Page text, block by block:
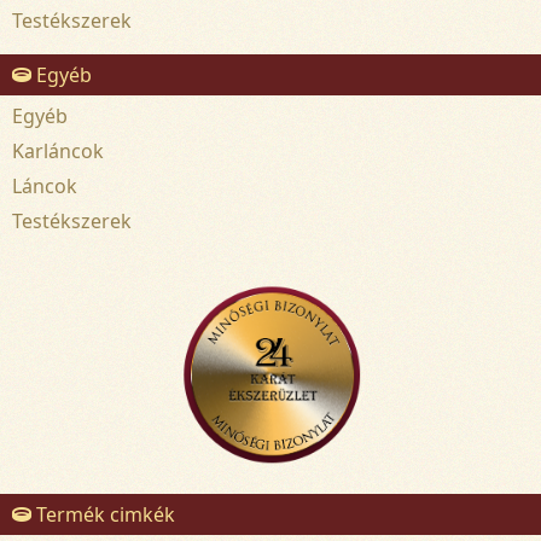
Testékszerek
Egyéb
Egyéb
Karláncok
Láncok
Testékszerek
Termék cimkék